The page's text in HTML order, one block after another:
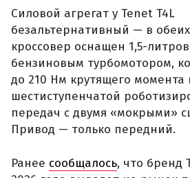
Силовой агрегат у Tenet T4L
безальтернативный — в
кроссовер оснащен 1,5-
бензиновым турбомотором,
до 210 Нм крутящего момента
шестиступенчатой
передач с двумя «мокрыми»
Привод — только передний.
Ранее сообщалось, что бренд